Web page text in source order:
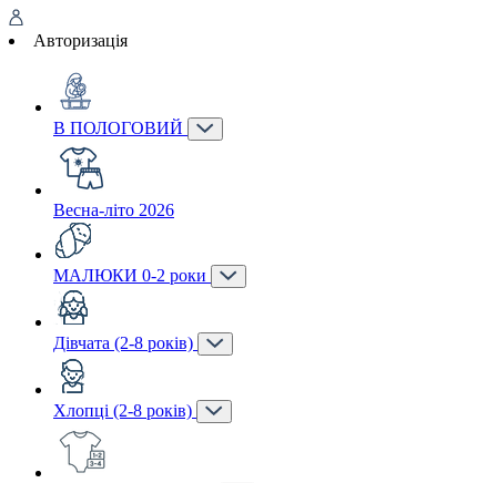
Авторизація
В ПОЛОГОВИЙ
Весна-літо 2026
МАЛЮКИ 0-2 роки
Дівчата (2-8 років)
Хлопці (2-8 років)